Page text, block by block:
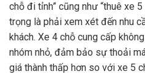
chỗ đi tỉnh” cũng như “thuê xe
trọng là phải xem xét đến nhu
khách. Xe 4 chỗ cung cấp
nhóm nhỏ, đảm bảo sự thoải
giá thành thấp hơn so với xe 5